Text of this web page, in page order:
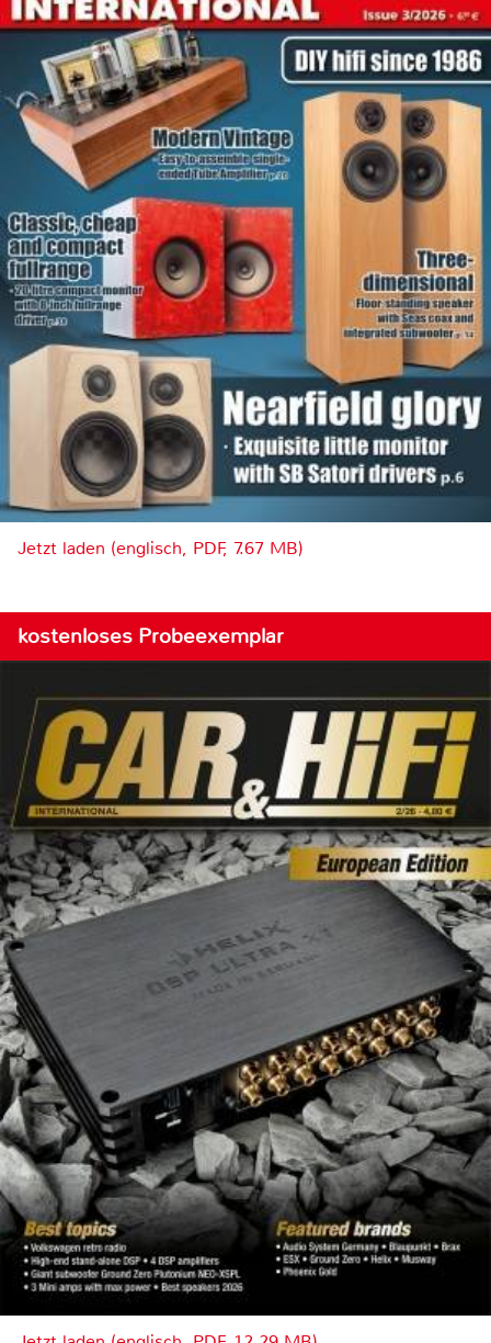
Jetzt laden (englisch, PDF, 7.67 MB)
kostenloses Probeexemplar